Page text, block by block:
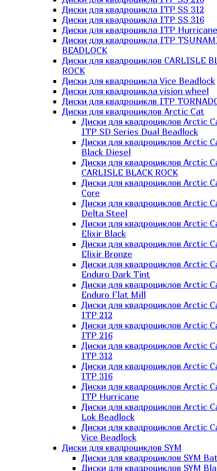
Диски для квадроцикла ITP SS 312
Диски для квадроцикла ITP SS 316
Диски для квадроцикла ITP Hurricane
Диски для квадроцикла ITP
BEADLOCK
Диски для квадроциклов CARLISLE
ROCK
Диски для квадроцикла Vice Beadlock
Диски для квадроцикла vision wheel
Диски для квадроциклв ITP
Диски для квадроциклов Arctic Cat
Диски для квадроциклов Arctic
ITP SD Series Dual Beadlock
Диски для квадроциклов Arctic
Black Diesel
Диски для квадроциклов Arctic
CARLISLE BLACK ROCK
Диски для квадроциклов Arctic
Core
Диски для квадроциклов Arctic
Delta Steel
Диски для квадроциклов Arctic
Elixir Black
Диски для квадроциклов Arctic
Elixir Bronze
Диски для квадроциклов Arctic
Enduro Dark Tint
Диски для квадроциклов Arctic
Enduro Flat Mill
Диски для квадроциклов Arctic
ITP 212
Диски для квадроциклов Arctic
ITP 216
Диски для квадроциклов Arctic
ITP 312
Диски для квадроциклов Arctic
ITP 316
Диски для квадроциклов Arctic
ITP Hurricane
Диски для квадроциклов Arctic
Lok Beadlock
Диски для квадроциклов Arctic
Vice Beadlock
Диски для квадроциклов SYM
Диски для квадроциклов SYM
Диски для квадроциклов SYM